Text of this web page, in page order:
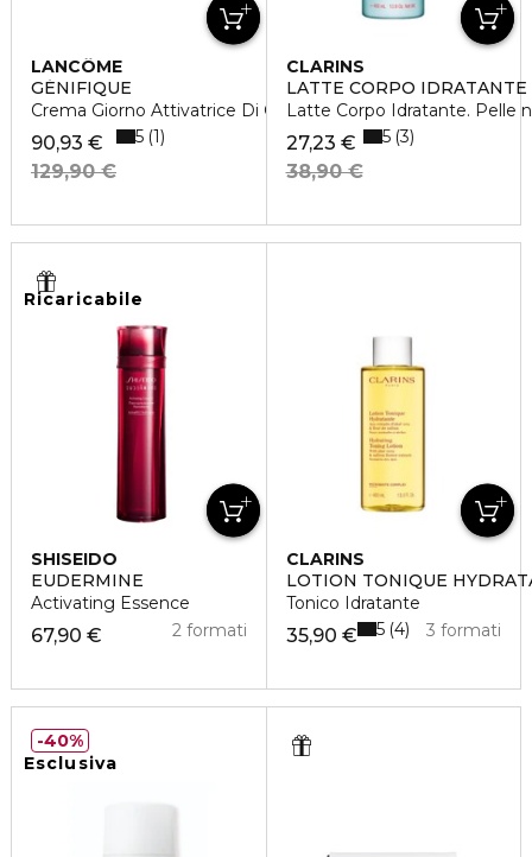
LANCÔME
GÉNIFIQUE
Crema Giorno Attivatrice Di Giovinezza
90,93 €
129,90 €
5 1
CLARINS
LATTE CORPO
Latte Corpo Idratante. Pelle
27,23 €
38,90 €
5 3
Ricaricabile
SHISEIDO
EUDERMINE
Activating Essence
67,90 € 2 formati
CLARINS
LOTION TONIQUE
Tonico Idratante
35,90 € 3 formati
5 4
Esclusiva
40%